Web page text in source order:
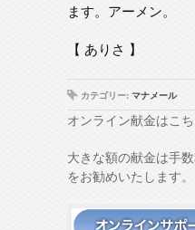
ます。アーメン。
【 ありさ 】
カテゴリー: マナメール
オンライン献金はこち
大きな額の献金は手
をお勧めいたします。